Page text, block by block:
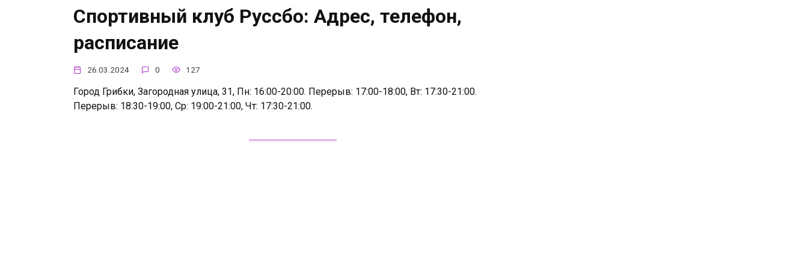
Спортивный клуб Руссбо: Адрес, телефон,
расписание
26.03.2024 0 127
Город Грибки, Загородная улица, 31, Пн: 16:00-20:00. Перерыв: 17:00-18:00, Вт: 17:30-21:00.
Перерыв: 18:30-19:00, Ср: 19:00-21:00, Чт: 17:30-21:00.